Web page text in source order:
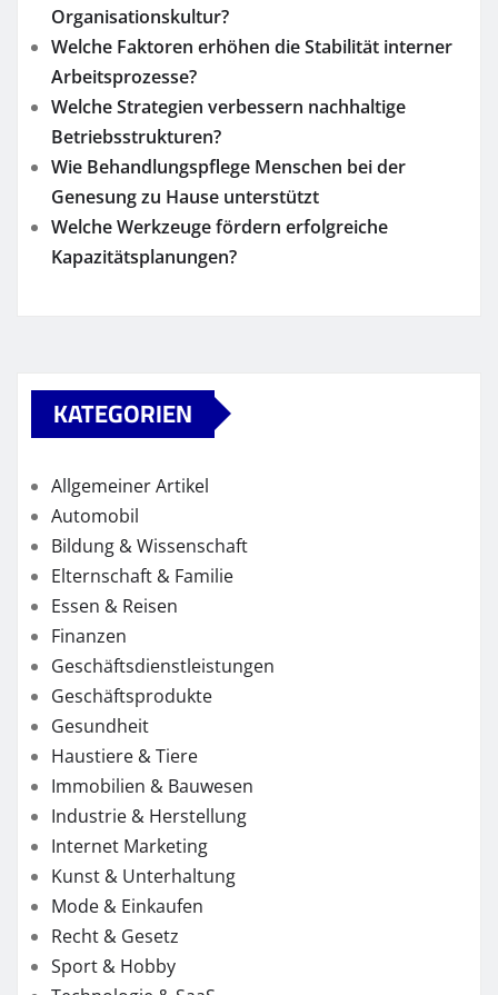
Organisationskultur?
Welche Faktoren erhöhen die Stabilität interner
Arbeitsprozesse?
Welche Strategien verbessern nachhaltige
Betriebsstrukturen?
Wie Behandlungspflege Menschen bei der
Genesung zu Hause unterstützt
Welche Werkzeuge fördern erfolgreiche
Kapazitätsplanungen?
KATEGORIEN
Allgemeiner Artikel
Automobil
Bildung & Wissenschaft
Elternschaft & Familie
Essen & Reisen
Finanzen
Geschäftsdienstleistungen
Geschäftsprodukte
Gesundheit
Haustiere & Tiere
Immobilien & Bauwesen
Industrie & Herstellung
Internet Marketing
Kunst & Unterhaltung
Mode & Einkaufen
Recht & Gesetz
Sport & Hobby